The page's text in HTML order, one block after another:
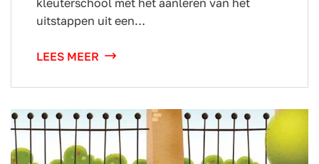
uitstappen uit een…
LEES MEER